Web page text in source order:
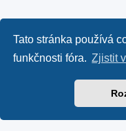
Tato stránka používá
funkčnosti fóra. Zjistit